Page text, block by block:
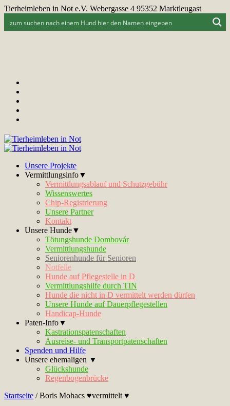
Tierheimleben in Not e.V. Webergasse 4 95352 Marktleugast
Unsere Projekte
Vermittlungsinfo▼
Vermittlungsablauf und Schutzgebühr
Wissenswertes
Chip-Registrierung
Unsere Partner
Kontakt
Unsere Hunde▼
Tötungshunde Dombovár
Vermittlungshunde
Seniorenhunde für Senioren
Notfelle
Hunde auf Pflegestelle in D
Vermittlungshilfe durch TIN
Hunde die nicht in D vermittelt werden dürfen
Unsere Hunde auf Dauerpflegestellen
Handicap-Hunde
Paten-Info▼
Kastrationspatenschaften
Ausreise- und Transportpatenschaften
Spenden und Hilfe
Unsere ehemaligen ▼
Glückshunde
Regenbogenbrücke
Startseite /Boris Mohacs ♥vermittelt ♥